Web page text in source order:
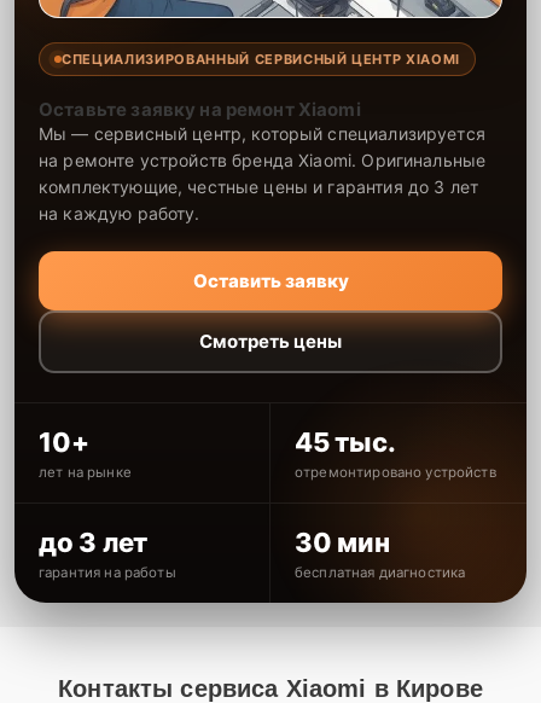
СПЕЦИАЛИЗИРОВАННЫЙ СЕРВИСНЫЙ ЦЕНТР XIAOMI
Оставьте заявку на ремонт Xiaomi
Мы — сервисный центр, который специализируется
на ремонте устройств бренда Xiaomi. Оригинальные
комплектующие, честные цены и гарантия до 3 лет
на каждую работу.
Оставить заявку
Смотреть цены
10+
лет на рынке
45 тыс.
отремонтировано устройств
до 3 лет
гарантия на работы
30 мин
бесплатная диагностика
Контакты сервиса Xiaomi в Кирове